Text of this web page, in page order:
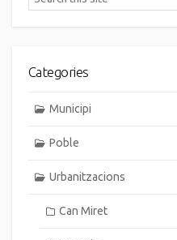
Categories
Municipi
Poble
Urbanitzacions
Can Miret